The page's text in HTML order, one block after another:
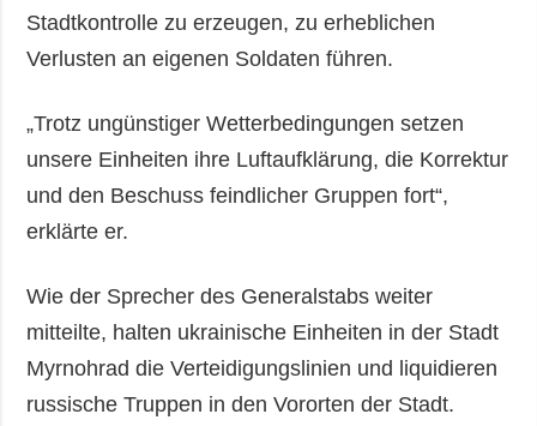
Stadtkontrolle zu erzeugen, zu erheblichen
Verlusten an eigenen Soldaten führen.
„Trotz ungünstiger Wetterbedingungen setzen
unsere Einheiten ihre Luftaufklärung, die Korrektur
und den Beschuss feindlicher Gruppen fort“,
erklärte er.
Wie der Sprecher des Generalstabs weiter
mitteilte, halten ukrainische Einheiten in der Stadt
Myrnohrad die Verteidigungslinien und liquidieren
russische Truppen in den Vororten der Stadt.